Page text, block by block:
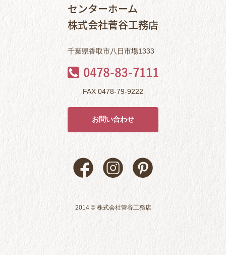
センターホーム
株式会社菅谷工務店
千葉県香取市八日市場1333
FAX 0478-79-9222
お問い合わせ
2014 © 株式会社菅谷工務店